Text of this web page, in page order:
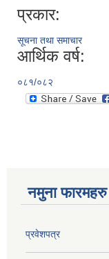
प्रकार:
सूचना तथा समाचार
आर्थिक वर्ष:
०८१/०८२
नमुना फारमहरु
प्रवेशपत्र